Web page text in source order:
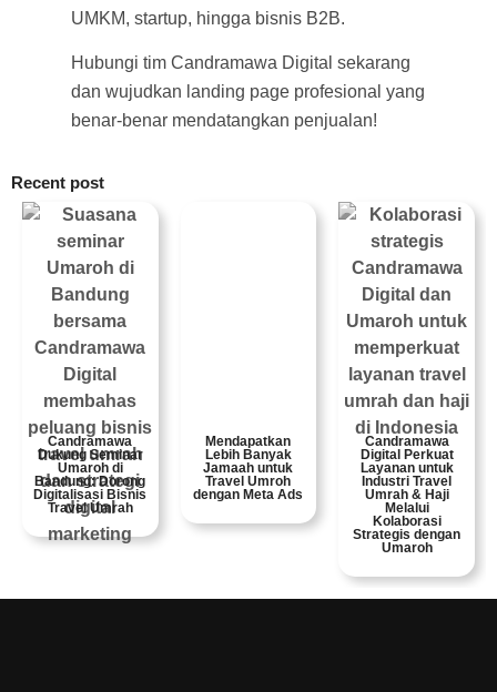
UMKM, startup, hingga bisnis B2B.
Hubungi tim Candramawa Digital sekarang
dan wujudkan landing page profesional yang
benar-benar mendatangkan penjualan!
Recent post
Candramawa
Dukung Seminar
Umaroh di
Bandung: Dorong
Digitalisasi Bisnis
Travel Umrah
Mendapatkan
Lebih Banyak
Jamaah untuk
Travel Umroh
dengan Meta Ads
Candramawa
Digital Perkuat
Layanan untuk
Industri Travel
Umrah & Haji
Melalui
Kolaborasi
Strategis dengan
Umaroh